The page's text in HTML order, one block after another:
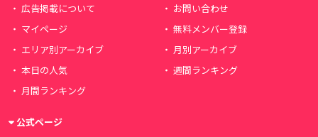
広告掲載について
お問い合わせ
マイページ
無料メンバー登録
エリア別アーカイブ
月別アーカイブ
本日の人気
週間ランキング
月間ランキング
公式ページ